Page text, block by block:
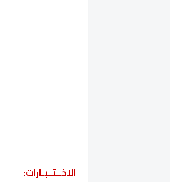
الاخــتــبـارات: